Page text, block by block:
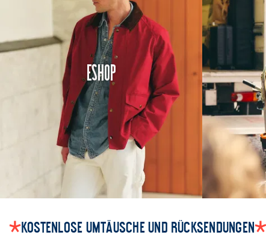
Eshop
Kostenlose Umtäusche und Rücksendungen